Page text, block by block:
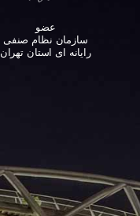
عضو
سازمان نظام صنفی
رایانه ای استان تهران